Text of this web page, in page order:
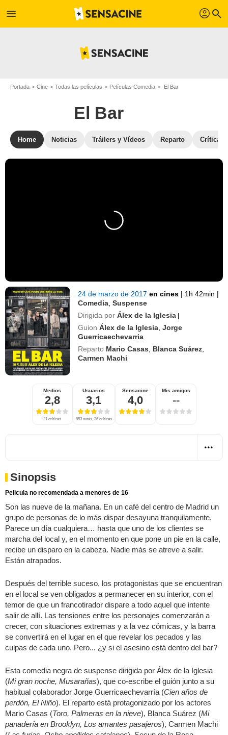
menu profil search
Portada Cine Todas las películas Películas Comedia El Bar
El Bar
Home Noticias Tráilers y Vídeos Reparto Críticas
24 de marzo de 2017en cines | 1h 42min |
Comedia ,Suspense
Dirigida por Álex de la Iglesia |
Guion Álex de la Iglesia ,Jorge
Guerricaechevarria
Reparto Mario Casas Blanca Suárez
Carmen Machi
Medios
2,8
21 críticas
Usuarios
3,1
853 notas, 36 críticas
Sensacine
4,0
Mis amigos
--
Sinopsis
Pelicula no recomendada a menores de 16
Son las nueve de la mañana. En un café del centro de Madrid un
grupo de personas de lo más dispar desayuna tranquilamente.
Parece un día cualquiera… hasta que uno de los clientes se
marcha del local y, en el momento en que pone un pie en la calle,
recibe un disparo en la cabeza. Nadie más se atreve a salir.
Están atrapados.
Después del terrible suceso, los protagonistas que se encuentran
en el local se ven obligados a permanecer en su interior, con el
temor de que un francotirador dispare a todo aquel que intente
salir de allí. Las tensiones entre los personajes comenzarán a
crecer, con situaciones extremas y a la vez cómicas, y la barra
se convertirá en el lugar en el que revelar los pecados y las
culpas de cada uno. Pero... ¿y si el asesino está dentro del bar?
Esta comedia negra de suspense dirigida por Álex de la Iglesia
(Mi gran noche, Musarañas), que co-escribe el guión junto a su
habitual colaborador Jorge Guerricaechevarría (Cien años de
perdón, El Niño). El reparto está protagonizado por los actores
Mario Casas (Toro, Palmeras en la nieve), Blanca Suárez (Mi
panadería en Brooklyn, Los amantes pasajeros), Carmen Machi